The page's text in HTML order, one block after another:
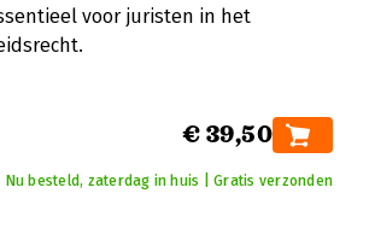
voor juristen in het
€ 39,50
Nu besteld, zaterdag in huis | Gratis verzonden